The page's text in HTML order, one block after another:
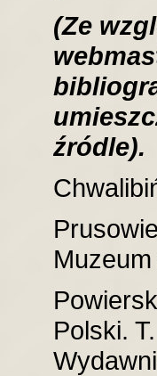
(Ze
źródle).
Polski.